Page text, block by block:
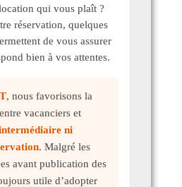
qui vous plaît ?
réservation, quelques
de vous assurer
bien à vos attentes.
, nous favorisons la
vacanciers et
ni
. Malgré les
avant publication des
utile d’adopter